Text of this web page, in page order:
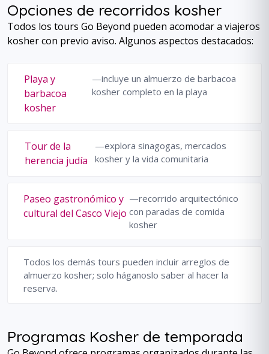
Opciones de recorridos kosher
Todos los tours Go Beyond pueden acomodar a viajeros
kosher con previo aviso. Algunos aspectos destacados:
Playa y
barbacoa
kosher
—incluye un almuerzo de barbacoa
kosher completo en la playa
Tour de la
herencia judía
—explora sinagogas, mercados
kosher y la vida comunitaria
Paseo gastronómico y
cultural del Casco Viejo
—recorrido arquitectónico
con paradas de comida
kosher
Todos los demás tours pueden incluir arreglos de
almuerzo kosher; solo háganoslo saber al hacer la
reserva.
Programas Kosher de temporada